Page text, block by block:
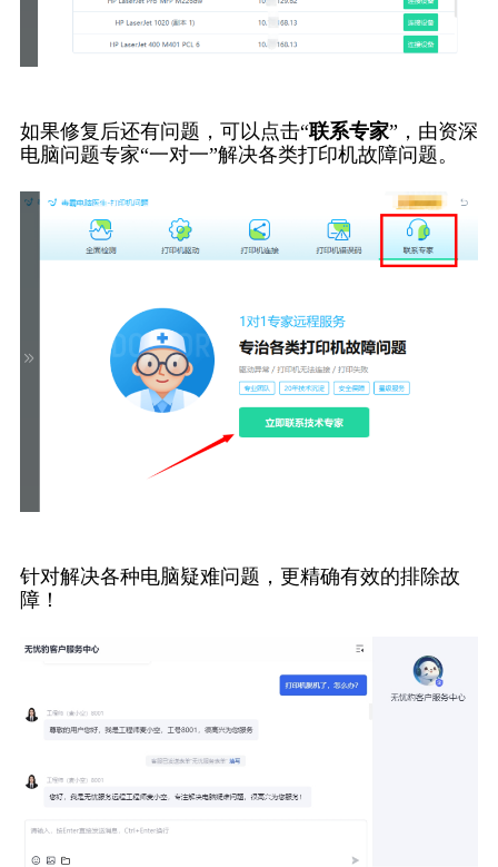
如果修复后还有问题，可以点击“联系专家”，由资深
电脑问题专家“一对一”解决各类打印机故障问题。
针对解决各种电脑疑难问题，更精确有效的排除故
障！